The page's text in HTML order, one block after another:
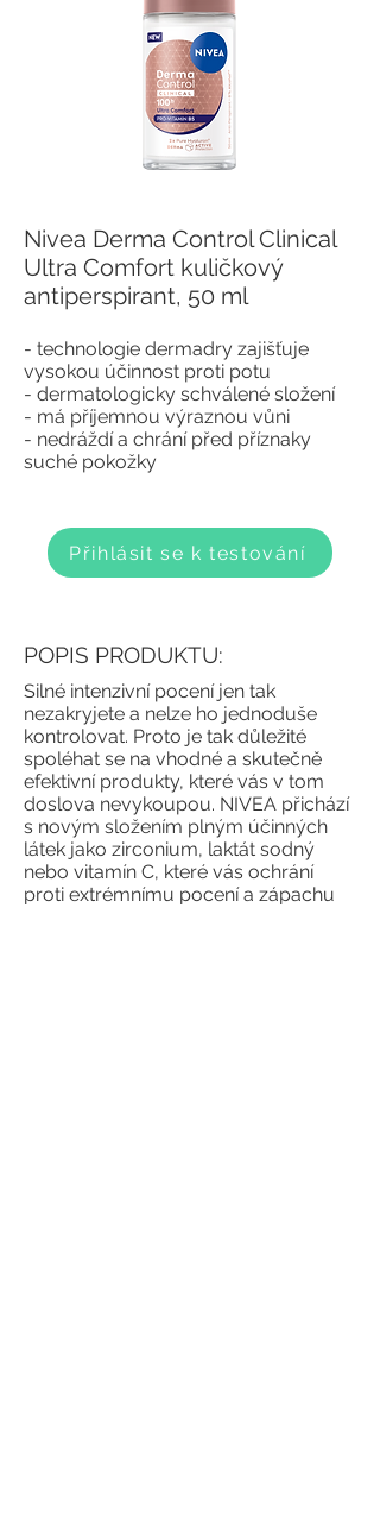
Nivea Derma Control Clinical
Ultra Comfort kuličkový
antiperspirant, 50 ml
- technologie dermadry zajišťuje
vysokou účinnost proti potu
- dermatologicky schválené složení
- má příjemnou výraznou vůni
- nedráždí a chrání před příznaky
suché pokožky
Přihlásit se k testování
POPIS PRODUKTU:
Silné intenzivní pocení jen tak
nezakryjete a nelze ho jednoduše
kontrolovat. Proto je tak důležité
spoléhat se na vhodné a skutečně
efektivní produkty, které vás v tom
doslova nevykoupou. NIVEA přichází
s novým složením plným účinných
látek jako zirconium, laktát sodný
nebo vitamín C, které vás ochrání
proti extrémnímu pocení a zápachu